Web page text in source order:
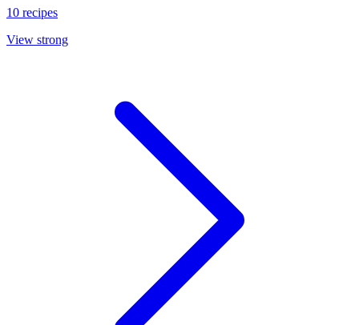
10 recipes
View strong